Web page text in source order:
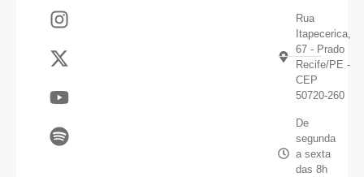
Rua
Itapecerica,
67 - Prado
Recife/PE -
CEP
50720-260
De
segunda
a sexta
das 8h